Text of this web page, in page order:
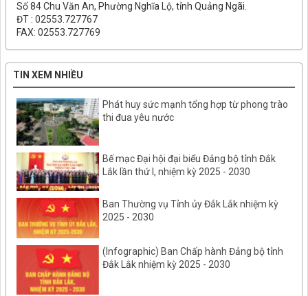
Số 84 Chu Văn An, Phường Nghĩa Lộ, tỉnh Quảng Ngãi.
ĐT : 02553.727767
FAX: 02553.727769
TIN XEM NHIỀU
Phát huy sức mạnh tổng hợp từ phong trào
thi đua yêu nước
Bế mạc Đại hội đại biểu Đảng bộ tỉnh Đắk
Lắk lần thứ I, nhiệm kỳ 2025 - 2030
Ban Thường vụ Tỉnh ủy Đắk Lắk nhiệm kỳ
2025 - 2030
(Infographic) Ban Chấp hành Đảng bộ tỉnh
Đắk Lắk nhiệm kỳ 2025 - 2030